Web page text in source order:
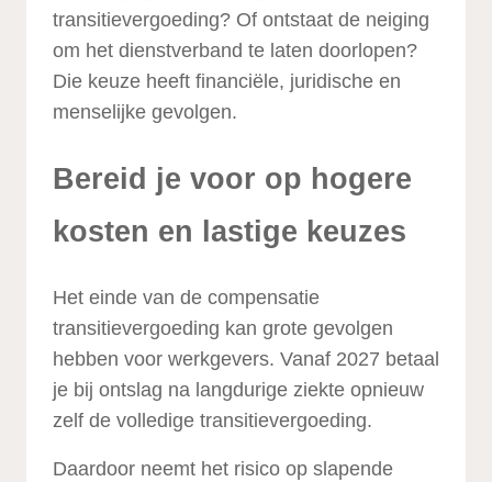
transitievergoeding? Of ontstaat de neiging
om het dienstverband te laten doorlopen?
Die keuze heeft financiële, juridische en
menselijke gevolgen.
Bereid je voor op hogere
kosten en lastige keuzes
Het einde van de compensatie
transitievergoeding kan grote gevolgen
hebben voor werkgevers. Vanaf 2027 betaal
je bij ontslag na langdurige ziekte opnieuw
zelf de volledige transitievergoeding.
Daardoor neemt het risico op slapende